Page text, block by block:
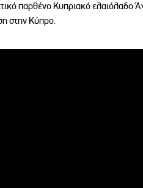
παρθένο Κυπριακό ελαιόλαδο
στην Κύπρο.